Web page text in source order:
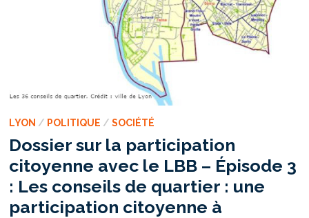
LYON / POLITIQUE / SOCIÉTÉ
Dossier sur la participation
citoyenne avec le LBB – Épisode 3
: Les conseils de quartier : une
participation citoyenne à